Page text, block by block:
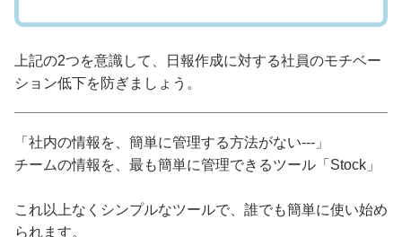
上記の2つを意識して、日報作成に対する社員のモチベー
ション低下を防ぎましょう。
「社内の情報を、簡単に管理する方法がない---」
チームの情報を、最も簡単に管理できるツール「Stock」
これ以上なくシンプルなツールで、誰でも簡単に使い始め
られます。